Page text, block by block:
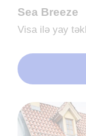
Sea Breeze
Visa ilə yay